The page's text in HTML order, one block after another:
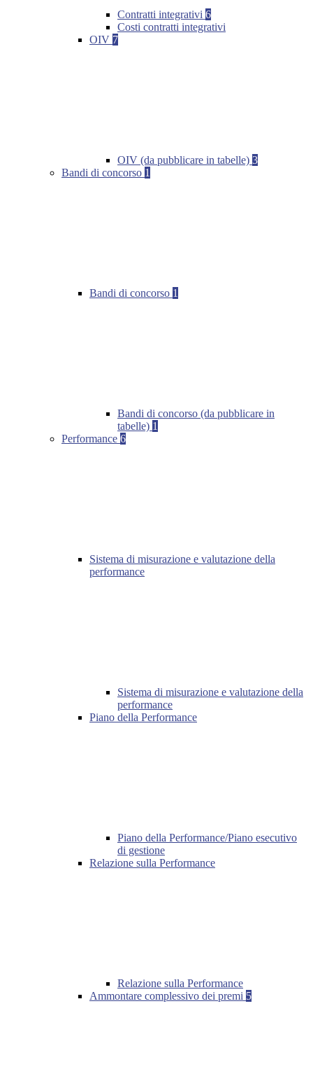
Contratti integrativi 6
Costi contratti integrativi
OIV 7
OIV (da pubblicare in tabelle) 3
Bandi di concorso 1
Bandi di concorso 1
Bandi di concorso (da pubblicare in
tabelle) 1
Performance 6
Sistema di misurazione e valutazione della
performance
Sistema di misurazione e valutazione della
performance
Piano della Performance
Piano della Performance/Piano esecutivo
di gestione
Relazione sulla Performance
Relazione sulla Performance
Ammontare complessivo dei premi 5